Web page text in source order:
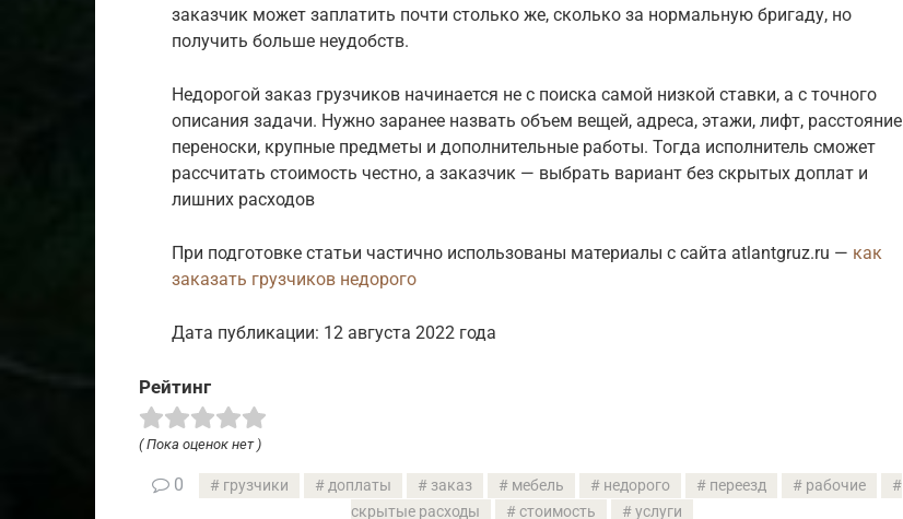
заказчик может заплатить почти столько же, сколько за нормальную бригаду, но
получить больше неудобств.
Недорогой заказ грузчиков начинается не с поиска самой низкой ставки, а с точного
описания задачи. Нужно заранее назвать объем вещей, адреса, этажи, лифт, расстояние
переноски, крупные предметы и дополнительные работы. Тогда исполнитель сможет
рассчитать стоимость честно, а заказчик — выбрать вариант без скрытых доплат и
лишних расходов
При подготовке статьи частично использованы материалы с сайта atlantgruz.ru — как
заказать грузчиков недорого
Дата публикации: 12 августа 2022 года
Рейтинг
( Пока оценок нет )
0 грузчики доплаты заказ мебель недорого переезд
рабочие
скрытые расходы
стоимость услуги